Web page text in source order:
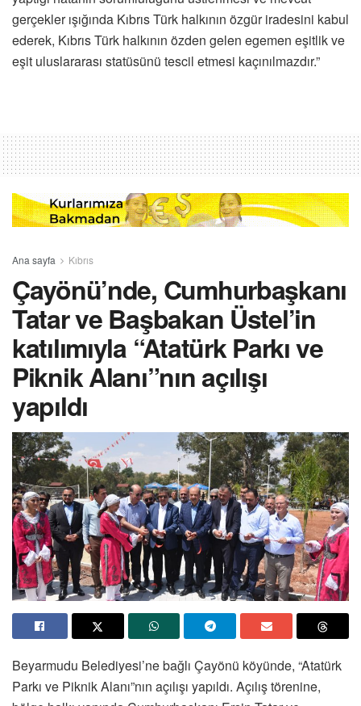
gerçekler ışığında Kıbrıs Türk halkının özgür iradesini kabul
ederek, Kıbrıs Türk halkının özden gelen egemen eşitlik ve
eşit uluslararası statüsünü tescil etmesi kaçınılmazdır.”
Ana sayfa Kıbrıs
Çayönü’nde, Cumhurbaşkanı
Tatar ve Başbakan Üstel’in
katılımıyla “Atatürk Parkı ve
Piknik Alanı”nın açılışı
yapıldı
Beyarmudu Belediyesi’ne bağlı Çayönü köyünde, “Atatürk
Parkı ve Piknik Alanı”nın açılışı yapıldı. Açılış törenine,